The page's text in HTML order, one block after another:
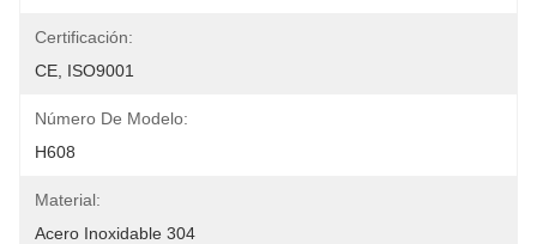
Certificación:
CE, ISO9001
Número De Modelo:
H608
Material:
Acero Inoxidable 304